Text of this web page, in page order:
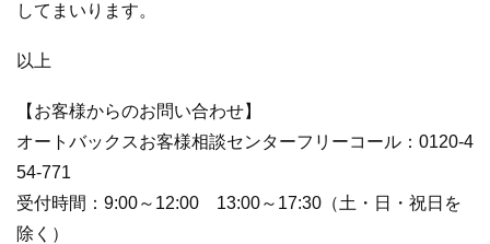
してまいります。
以上
【お客様からのお問い合わせ】
オートバックスお客様相談センターフリーコール：0120-4
54-771
受付時間：9:00～12:00 13:00～17:30（土・日・祝日を
除く）